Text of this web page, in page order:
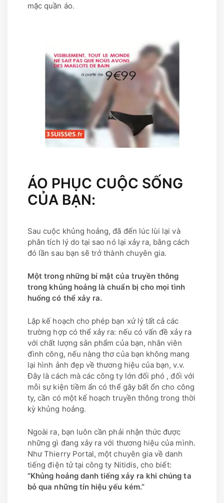
mặc quần áo.
ÁO PHỤC CUỘC SỐNG
CỦA BẠN:
Sau cuộc khủng hoảng, đã đến lúc lùi lại và
phân tích lý do tại sao nó lại xảy ra, bằng cách
đó lần sau bạn sẽ trở thành chuyên gia.
Một trong những bí mật của truyền thông
trong khủng hoảng là chuẩn bị cho mọi tình
huống có thể xảy ra.
Lập kế hoạch cho phép bạn xử lý tất cả các
trường hợp có thể xảy ra: nếu có vấn đề xảy ra
với chất lượng sản phẩm của bạn, nhân viên
đình công, nếu nàng thơ của bạn không mang
lại hình ảnh đẹp về thương hiệu của bạn, v.v.
Đây là cách mà các công ty lớn đối phó , đối với
mỗi sự kiện tiềm ẩn có thể gây bất ổn cho công
ty, cần có một kế hoạch truyền thông trong thời
kỳ khủng hoảng.
Ngoài ra, bạn luôn cần phải nhận thức được
những gì đang xảy ra với thương hiệu của mình.
Như Thierry Portal, một chuyên gia về danh
tiếng điện tử tại công ty Nitidis, cho biết:
“Khủng hoảng danh tiếng xảy ra khi chúng ta
bỏ qua những tín hiệu yếu kém.”